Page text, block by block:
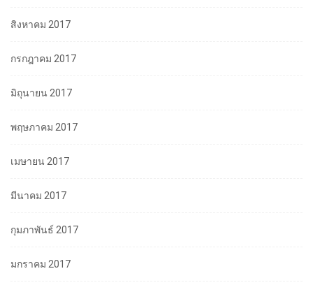
สิงหาคม 2017
กรกฎาคม 2017
มิถุนายน 2017
พฤษภาคม 2017
เมษายน 2017
มีนาคม 2017
กุมภาพันธ์ 2017
มกราคม 2017